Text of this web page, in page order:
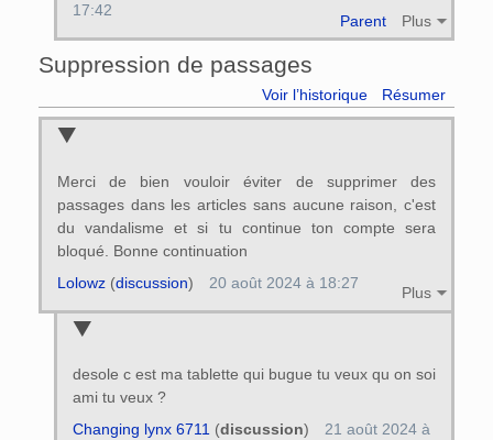
Parent Plus
17:42
Suppression de passages
Voir l’historique Résumer
Merci de bien vouloir éviter de supprimer des
passages dans les articles sans aucune raison, c'est
du vandalisme et si tu continue ton compte sera
bloqué. Bonne continuation
Plus
Lolowz(discussion) 20 août 2024 à 18:27
desole c est ma tablette qui bugue tu veux qu on soi
ami tu veux ?
Changing lynx 6711(discussion)
21 août 2024 à